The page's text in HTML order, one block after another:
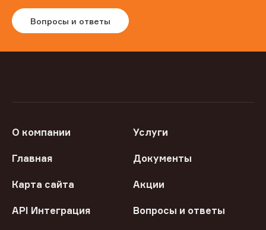
Вопросы и ответы
О компании Услуги
Главная Документы
Карта сайта Акции
API Интеграция Вопросы и ответы